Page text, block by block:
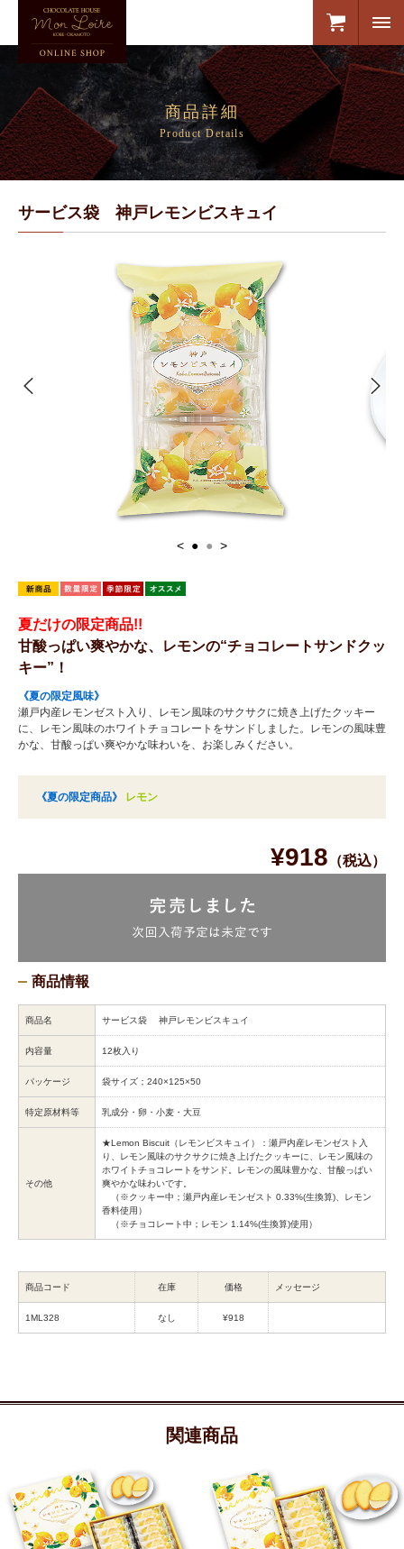
商品詳細
Product Details
サービス袋 神戸レモンビスキュイ
< ● ● >
夏だけの限定商品!!
甘酸っぱい爽やかな、レモンの“チョコレートサンドクッ
キー”！
《夏の限定風味》
瀬戸内産レモンゼスト入り、レモン風味のサクサクに焼き上げたクッキー
に、レモン風味のホワイトチョコレートをサンドしました。レモンの風味豊
かな、甘酸っぱい爽やかな味わいを、お楽しみください。
《夏の限定商品》 レモン
¥918 （税込）
商品情報
商品名 サービス袋 神戸レモンビスキュイ
内容量 12枚入り
パッケージ 袋サイズ；240×125×50
特定原材料等 乳成分・卵・小麦・大豆
その他
★Lemon Biscuit（レモンビスキュイ）：瀬戸内産レモンゼスト入
り、レモン風味のサクサクに焼き上げたクッキーに、レモン風味の
ホワイトチョコレートをサンド。レモンの風味豊かな、甘酸っぱい
爽やかな味わいです。
（※クッキー中；瀬戸内産レモンゼスト 0.33%(生換算)、レモン
香料使用）
（※チョコレート中；レモン 1.14%(生換算)使用）
商品コード 在庫 価格 メッセージ
1ML328 なし ¥918
関連商品